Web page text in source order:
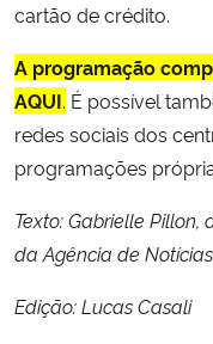
cartão de crédito.
A programação
AQUI. É possível
redes sociais dos
programações
Texto: Gabrielle
da Agência de Notícias
Edição: Lucas Casali